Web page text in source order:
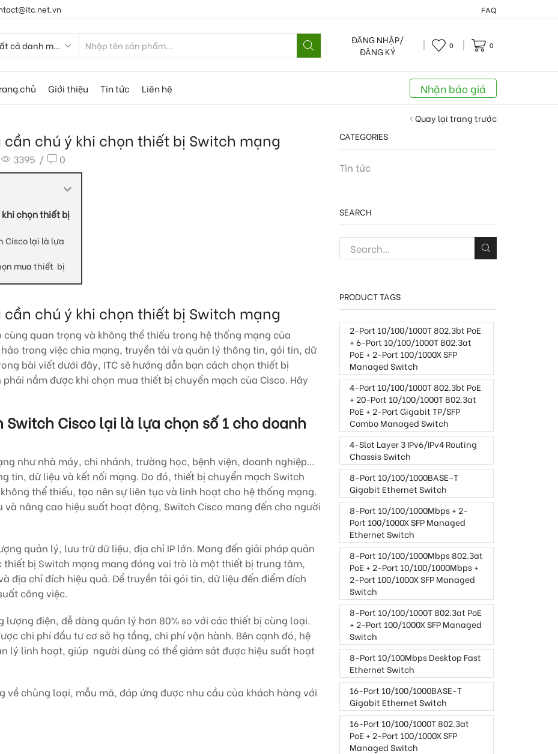
FAQ
ĐĂNG NHẬP/
ĐĂNG KÝ
0 0
chủ Giới thiệu Tin tức Liên hệ Nhận báo giá
Quay lại trang trước
chú ý khi chọn thiết bị Switch mạng
3395 / 0
khi chọn thiết bị
Cisco lại là lựa
mua thiết bị
chú ý khi chọn thiết bị Switch mạng
quan trọng và không thể thiếu trong hệ thống mạng của
trong việc chia mạng, truyền tải và quản lý thông tin, gói tin, dữ
bài viết dưới đây, ITC sẽ hướng dẫn bạn cách chọn thiết bị
nắm được khi chọn mua thiết bị chuyển mạch của Cisco. Hãy
Cisco lại là lựa chọn số 1 cho doanh
như nhà máy, chi nhánh, trường học, bệnh viện, doanh nghiệp…
tin, dữ liệu và kết nối mạng. Do đó, thiết bị chuyển mạch Switch
thể thiếu, tạo nên sự liên tục và linh hoạt cho hệ thống mạng.
nâng cao hiệu suất hoạt động, Switch Cisco mang đến cho người
quản lý, lưu trữ dữ liệu, địa chỉ IP lớn. Mang đến giải pháp quản
bị Switch mạng mang đóng vai trò là một thiết bị trung tâm,
địa chỉ đích hiệu quả. Để truyền tải gói tin, dữ liệu đến điểm đích
công việc.
điện, dễ dàng quản lý hơn 80% so với các thiết bị cùng loại.
chi phí đầu tư cơ sở hạ tầng, chi phí vận hành. Bên cạnh đó, hệ
lý linh hoạt, giúp người dùng có thể giám sát được hiệu suất hoạt
về chủng loại, mẫu mã, đáp ứng được nhu cầu của khách hàng với
CATEGORIES
Tin tức
SEARCH
PRODUCT TAGS
2-Port 10/100/1000T 802.3bt PoE
+ 6-Port 10/100/1000T 802.3at
PoE + 2-Port 100/1000X SFP
Managed Switch
4-Port 10/100/1000T 802.3bt PoE
+ 20-Port 10/100/1000T 802.3at
PoE + 2-Port Gigabit TP/SFP
Combo Managed Switch
4-Slot Layer 3 IPv6/IPv4 Routing
Chassis Switch
8-Port 10/100/1000BASE-T
Gigabit Ethernet Switch
8-Port 10/100/1000Mbps + 2-
Port 100/1000X SFP Managed
Ethernet Switch
8-Port 10/100/1000Mbps 802.3at
PoE + 2-Port 10/100/1000Mbps +
2-Port 100/1000X SFP Managed
Switch
8-Port 10/100/1000T 802.3at PoE
+ 2-Port 100/1000X SFP Managed
Switch
8-Port 10/100Mbps Desktop Fast
Ethernet Switch
16-Port 10/100/1000BASE-T
Gigabit Ethernet Switch
16-Port 10/100/1000T 802.3at
PoE + 2-Port 100/1000X SFP
Managed Switch